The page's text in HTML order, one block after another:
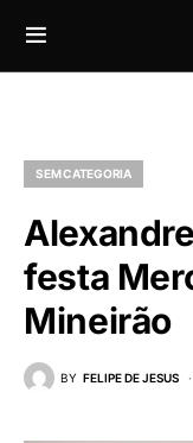
SEM CATEGORIA
festa
Mineirão
BY FELIPE DE JESUS